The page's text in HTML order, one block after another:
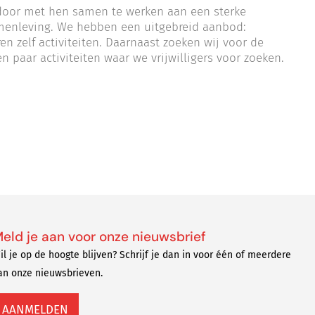
met hen samen te werken aan een sterke
We hebben een uitgebreid aanbod:
zelf activiteiten. Daarnaast zoeken wij voor de
paar activiteiten waar we vrijwilligers voor zoeken.
je aan voor onze nieuwsbrief
je op de hoogte blijven? Schrijf je dan in voor één of meerdere
onze nieuwsbrieven.
AANMELDEN